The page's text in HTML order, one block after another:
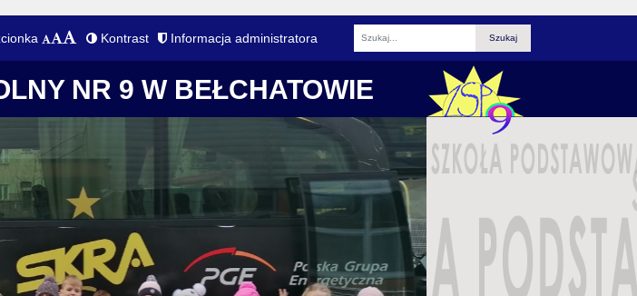
Kontrast Informacja administratora
Fraza
NR 9 W BEŁCHATOWIE